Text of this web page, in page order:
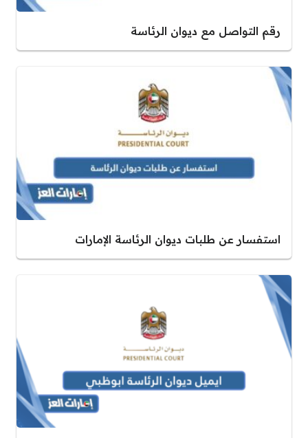
رقم التواصل مع ديوان الرئاسة
استفسار عن طلبات ديوان الرئاسة الإمارات